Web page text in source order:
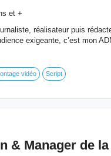
et +
réalisateur puis
exigeante, c’est mon
vidéo Script
& Managerde la